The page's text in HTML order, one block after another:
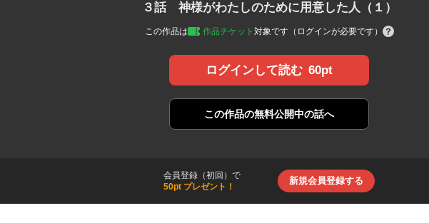
３話 神様がわたしのために用意した人（１）
この作品は 作品チケット 対象です（ログインが必要です）
ログインして読む 60pt
この作品の無料公開中の話へ
会員登録（初回）で
50pt プレゼント！
新規会員登録する